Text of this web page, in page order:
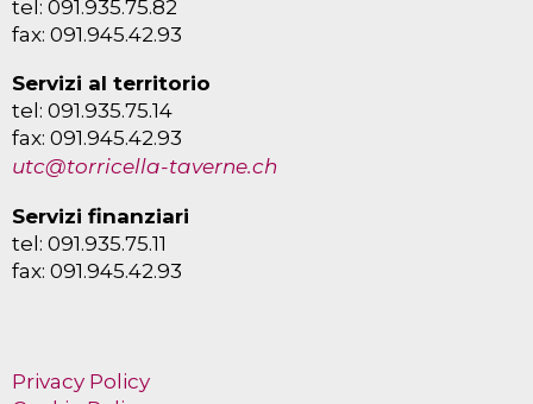
tel: 091.935.75.82
fax: 091.945.42.93
Servizi al territorio
tel: 091.935.75.14
fax: 091.945.42.93
utc@torricella-taverne.ch
Servizi finanziari
tel: 091.935.75.11
fax: 091.945.42.93
Privacy Policy